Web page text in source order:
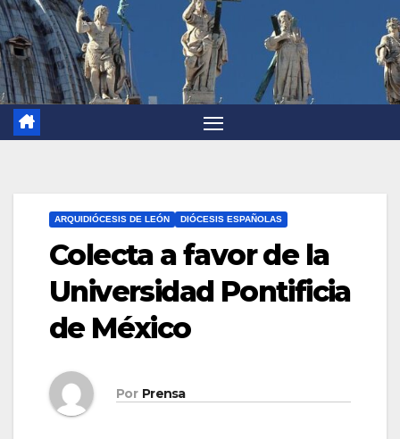
ARQUIDIÓCESIS DE LEÓN DIÓCESIS ESPAÑOLAS
Colecta a favor de la
Universidad Pontificia
de México
Por Prensa